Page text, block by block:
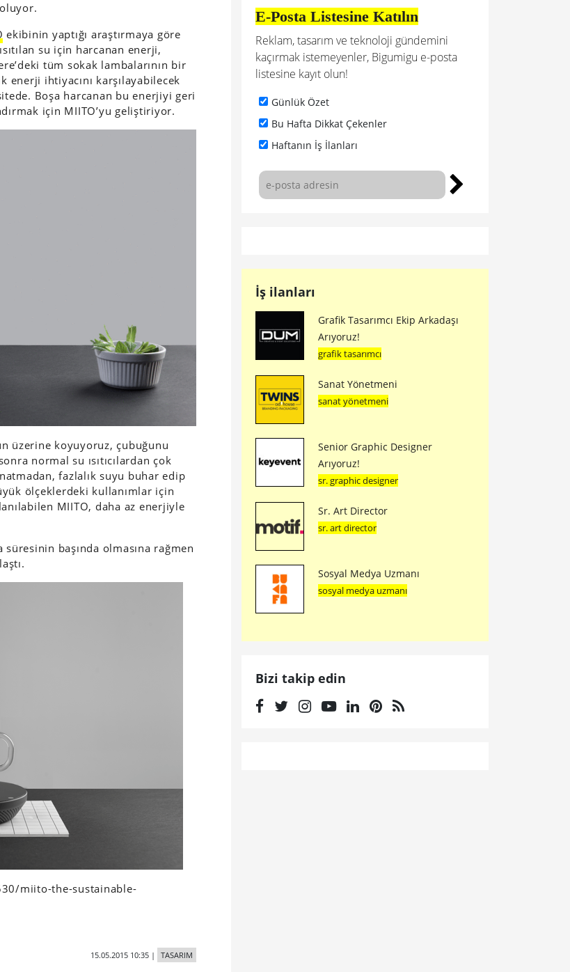
ekibinin yaptığı araştırmaya göre
su için harcanan enerji,
tüm sokak lambalarının bir
enerji ihtiyacını karşılayabilecek
Boşa harcanan bu enerjiyi geri
için MIITO’yu geliştiriyor.
üzerine koyuyoruz, çubuğunu
normal su ısıtıcılardan çok
fazlalık suyu buhar edip
ölçeklerdeki kullanımlar için
MIITO, daha az enerjiyle
başında olmasına rağmen
miito-the-sustainable-
15.05.2015 10:35| TASARIM
E-Posta Listesine Katılın
Reklam, tasarım ve teknoloji gündemini
kaçırmak istemeyenler, Bigumigu e-posta
listesine kayıt olun!
Günlük Özet
Bu Hafta Dikkat Çekenler
Haftanın İş İlanları
İş ilanları
Grafik Tasarımcı Ekip Arkadaşı
Arıyoruz!
grafik tasarımcı
Sanat Yönetmeni
sanat yönetmeni
Senior Graphic Designer
Arıyoruz!
sr. graphic designer
Sr. Art Director
sr. art director
Sosyal Medya Uzmanı
sosyal medya uzmanı
Bizi takip edin